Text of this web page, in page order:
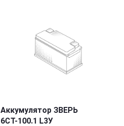
Аккумулятор ЗВЕРЬ
6СТ-100.1 L3У